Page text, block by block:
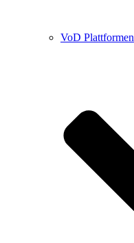
VoD Plattformen